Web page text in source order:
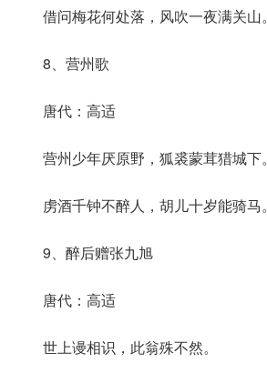
借问梅花何处落，风吹一夜满关山。
8、营州歌
唐代：高适
营州少年厌原野，狐裘蒙茸猎城下。
虏酒千钟不醉人，胡儿十岁能骑马。
9、醉后赠张九旭
唐代：高适
世上谩相识，此翁殊不然。